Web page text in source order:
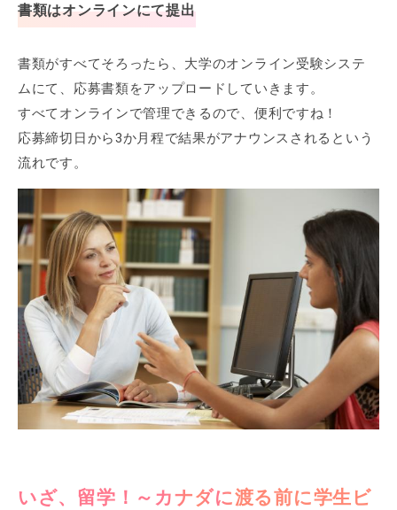
書類はオンラインにて提出
書類がすべてそろったら、大学のオンライン受験システ
ムにて、応募書類をアップロードしていきます。
すべてオンラインで管理できるので、便利ですね！
応募締切日から3か月程で結果がアナウンスされるという
流れです。
いざ、留学！～カナダに渡る前に学生ビ